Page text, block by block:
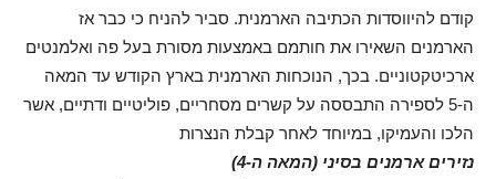
קודם להיווסדות הכתיבה הארמנית. סביר להניח כי כבר אז
הארמנים השאירו את חותמם באמצעות מסורת בעל פה ואלמנטים
ארכיטקטוניים. בכך, הנוכחות הארמנית בארץ הקודש עד המאה
ה-5 לספירה התבססה על קשרים מסחריים, פוליטיים ודתיים, אשר
הלכו והעמיקו, במיוחד לאחר קבלת הנצרות
נזירים ארמנים בסיני (המאה ה-4)